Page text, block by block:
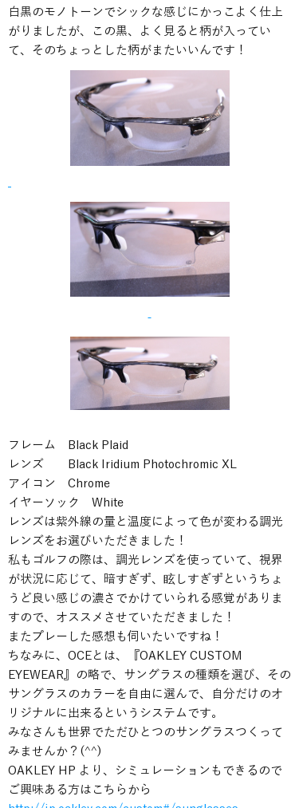
白黒のモノトーンでシックな感じにかっこよく仕上
がりましたが、この黒、よく見ると柄が入ってい
て、そのちょっとした柄がまたいいんです！
フレーム Black Plaid
レンズ Black Iridium Photochromic XL
アイコン Chrome
イヤーソック White
レンズは紫外線の量と温度によって色が変わる調光
レンズをお選びいただきました！
私もゴルフの際は、調光レンズを使っていて、視界
が状況に応じて、暗すぎず、眩しすぎずというちょ
うど良い感じの濃さでかけていられる感覚がありま
すので、オススメさせていただきました！
またプレーした感想も伺いたいですね！
ちなみに、OCEとは、『OAKLEY CUSTOM
EYEWEAR』の略で、サングラスの種類を選び、その
サングラスのカラーを自由に選んで、自分だけのオ
リジナルに出来るというシステムです。
みなさんも世界でただひとつのサングラスつくって
みませんか？(^^)
OAKLEY HP より、シミュレーションもできるので
ご興味ある方はこちらから